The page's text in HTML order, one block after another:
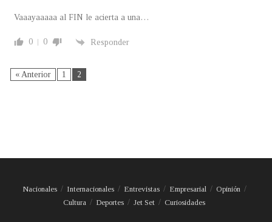
Vaaayaaaaa al FIN le acierta a una…
0 0 Responder
« Anterior 1 2
Nacionales Internacionales Entrevistas Empresarial
Opinión
Cultura
Deportes Jet Set Curiosidades